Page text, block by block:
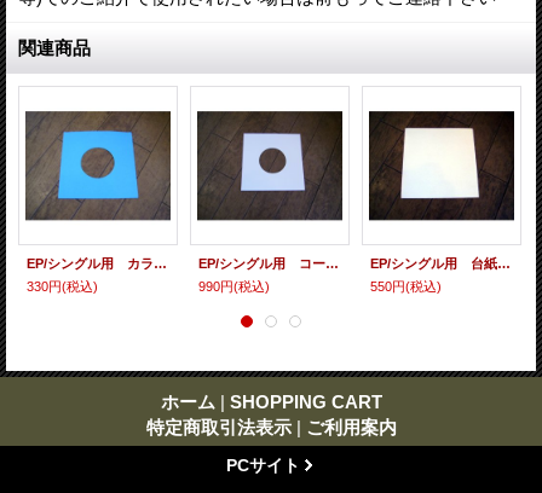
関連商品
EP/シングル用 カラースリーヴ（全4色） 5枚セット
330円(税込)
EP/シングル用 コート紙丸穴ジャケ 白 10 copies set / １０枚セット
990円(税込)
EP/シングル用 台紙 10枚セット
550円(税込)
ホーム | SHOPPING CART
特定商取引法表示 | ご利用案内
PCサイト